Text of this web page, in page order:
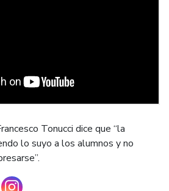
Tonucci dice que “la
lo suyo a los alumnos y no